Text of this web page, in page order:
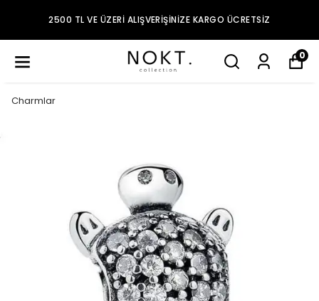
2500 TL VE ÜZERI ALIŞVERIŞINIZE KARGO ÜCRETSIZ
0
Charmlar